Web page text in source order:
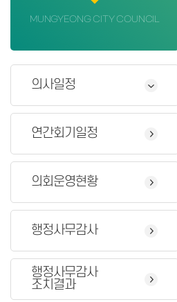
MUNGYEONG CITY COUNCIL
의사일정
연간회기일정
의회운영현황
행정사무감사
행정사무감사
조치결과